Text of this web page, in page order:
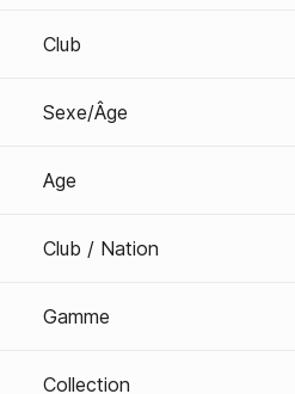
Club
Sexe/Âge
Age
Club / Nation
Gamme
Collection